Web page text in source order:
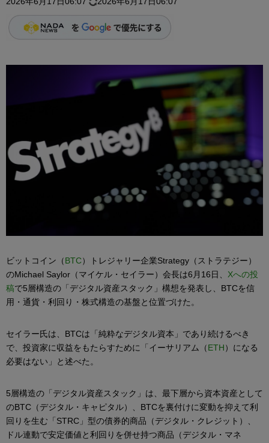
ビットコイン（BTC）トレジャリー企業Strategy（ストラテジー）
のMichael Saylor（マイケル・セイラー）会長は6月16日、 Xへの投
稿で5層構造の「デジタル資産スタック」構想を発表し、BTCを信
用・通貨・利回り・株式構造の基盤と位置づけた。
セイラー氏は、BTCは「純粋なデジタル資本」であり続けるべき
で、投資家に収益をもたらすために「イーサリアム（ETH）になる
必要はない」と述べた。
5層構造の「デジタル資産スタック」は、最下層から資本資産として
のBTC（デジタル・キャピタル）、BTCを裏付けに変動を抑えて利
回りを生む「STRC」型の債券的商品（デジタル・クレジット）、
ドル連動で安定価値と利回りを併せ持つ商品（デジタル・マネ